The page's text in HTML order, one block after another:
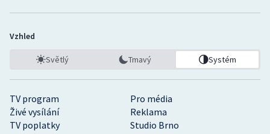
TV program
Pro média
Živé vysílání
Reklama
TV poplatky
Studio Brno
Vzhled
Světlý Tmavý Systém